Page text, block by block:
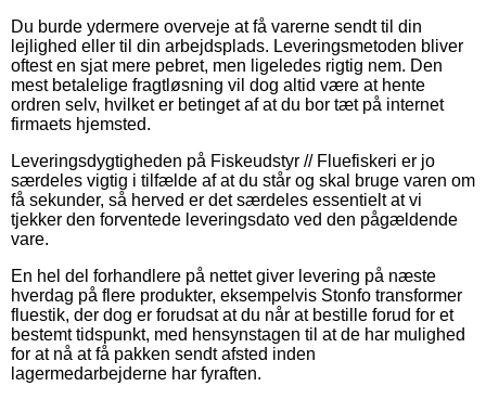
Du burde ydermere overveje at få varerne sendt til din
lejlighed eller til din arbejdsplads. Leveringsmetoden bliver
oftest en sjat mere pebret, men ligeledes rigtig nem. Den
mest betalelige fragtløsning vil dog altid være at hente
ordren selv, hvilket er betinget af at du bor tæt på internet
firmaets hjemsted.
Leveringsdygtigheden på Fiskeudstyr // Fluefiskeri er jo
særdeles vigtig i tilfælde af at du står og skal bruge varen om
få sekunder, så herved er det særdeles essentielt at vi
tjekker den forventede leveringsdato ved den pågældende
vare.
En hel del forhandlere på nettet giver levering på næste
hverdag på flere produkter, eksempelvis Stonfo transformer
fluestik, der dog er forudsat at du når at bestille forud for et
bestemt tidspunkt, med hensynstagen til at de har mulighed
for at nå at få pakken sendt afsted inden
lagermedarbejderne har fyraften.